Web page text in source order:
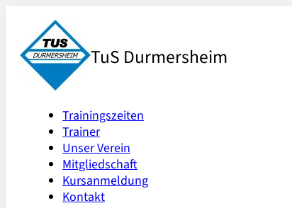
TuS Durmersheim
Trainingszeiten
Trainer
Unser Verein
Mitgliedschaft
Kursanmeldung
Kontakt